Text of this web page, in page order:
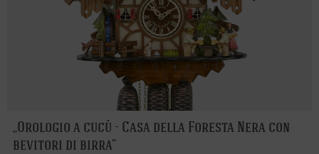
Orologio a cucù - Casa della Foresta Nera con
bevitori di birra